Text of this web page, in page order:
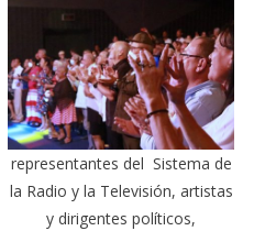
representantes del Sistema de
la Radio y la Televisión, artistas
y dirigentes políticos,